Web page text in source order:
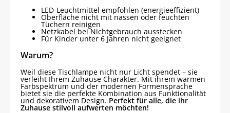
LED-Leuchtmittel empfohlen (energieeffizient)
Oberfläche nicht mit nassen oder feuchten
Tüchern reinigen
Netzkabel bei Nichtgebrauch ausstecken
Für Kinder unter 6 Jahren nicht geeignet
Warum?
Weil diese Tischlampe nicht nur Licht spendet – sie
verleiht Ihrem Zuhause Charakter. Mit ihrem warmen
Farbspektrum und der modernen Formensprache
bietet sie die perfekte Kombination aus Funktionalität
und dekorativem Design. Perfekt für alle, die ihr
Zuhause stilvoll aufwerten möchten!